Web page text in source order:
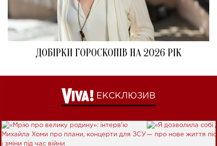
ДОБІРКИ ГОРОСКОПІВ НА 2026 РІК
ЕКСКЛЮЗИВ